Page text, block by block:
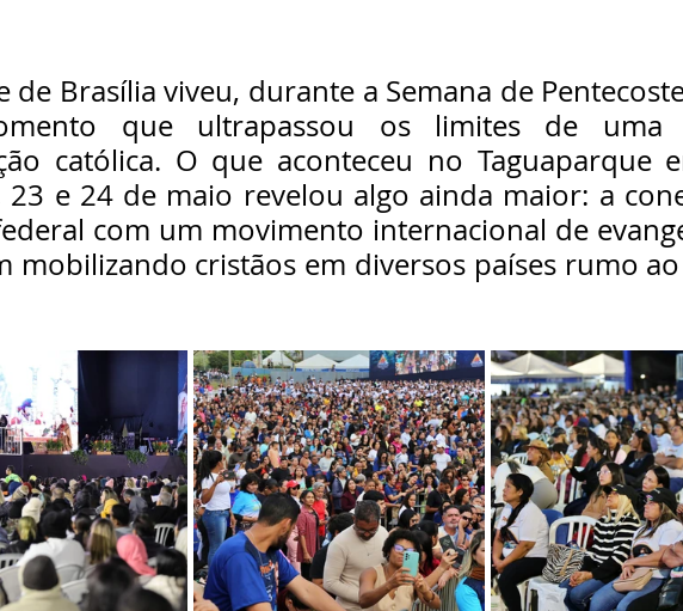
de Brasília viveu, durante a Semana de
que ultrapassou os limites de uma
católica. O que aconteceu no Taguaparque
23 e 24 de maio revelou algo ainda maior: a
com um movimento internacional de
mobilizando cristãos em diversos países rumo